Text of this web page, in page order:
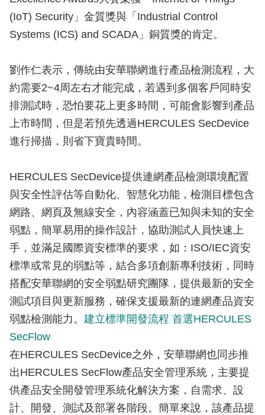
(IoT) Security」金質獎與「Industrial Control
Systems (ICS) and SCADA」銅質獎的肯定。
劉作仁表示，傳統由安華聯網進行產品檢測流程，大
約需要2~4周左右才能完成，若遇到多個客戶同時安
排測試時，恐怕要花上更多時間，可能會影響到產品
上市時間，但是若預先透過HERCULES SecDevice
進行掃描，則省下寶貴時間。
HERCULES SecDevice提供連網產品檢測環境配置
與安全性評估等自動化、智慧化功能，檢測目標包含
網路、網頁及無線安全，內容涵蓋已知與未知的安全
弱點，簡單易用的操作設計，協助測試人員快速上
手，並滿足國際資安標準的要求，如：ISO/IEC資安
標準或常見的弱點等，結合多項創新專利技術，同時
搭配安華聯網的安全弱點研究團隊，提供最新的安全
測試項目與更新服務，確保支援最新的連網產品資安
弱點檢測能力。 建立標準開發流程 首選HERCULES
SecFlow
在HERCULES SecDevice之外，安華聯網也同步推
出HERCULES SecFlow產品安全管理系統，主要提
供產品安全開發管理系統化解決方案，自需求、設
計、開發、測試及部署各階段。簡單來說，該產品提